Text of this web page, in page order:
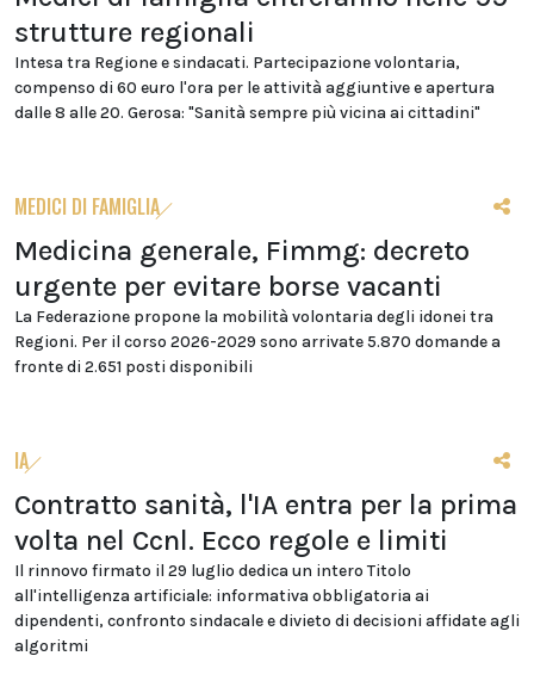
strutture regionali
Intesa tra Regione e sindacati. Partecipazione volontaria,
compenso di 60 euro l'ora per le attività aggiuntive e apertura
dalle 8 alle 20. Gerosa: "Sanità sempre più vicina ai cittadini"
MEDICI DI FAMIGLIA
Medicina generale, Fimmg: decreto
urgente per evitare borse vacanti
La Federazione propone la mobilità volontaria degli idonei tra
Regioni. Per il corso 2026-2029 sono arrivate 5.870 domande a
fronte di 2.651 posti disponibili
IA
Contratto sanità, l'IA entra per la prima
volta nel Ccnl. Ecco regole e limiti
Il rinnovo firmato il 29 luglio dedica un intero Titolo
all'intelligenza artificiale: informativa obbligatoria ai
dipendenti, confronto sindacale e divieto di decisioni affidate agli
algoritmi